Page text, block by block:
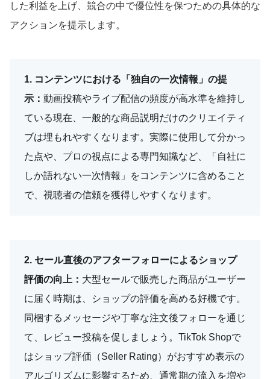
した利益を上げ、競合の中で優位性を保つための具体的な
アクションを提示します。
1. コンテンツにおける「独自の一次情報」の提
示： 動画投稿やライブ配信の頻度が高水準を維持し
ている現在、一般的な商品説明だけのクリエイティ
ブは埋もれやすくなります。実際に使用して分かっ
た点や、プロの視点による専門知識など、「自社に
しか語れない一次情報」をコンテンツに含めること
で、視聴者の信頼を獲得しやすくなります。
2. セール直後のアフターフォローによるショップ
評価の向上： 大型セールで販売した商品がユーザー
に届く時期は、ショップの評価を高める好機です。
同梱するメッセージや丁寧な注文後フォローを通じ
て、レビュー投稿を促しましょう。TikTok Shopで
はショップ評価（Seller Rating）がおすすめ表示の
アルゴリズムに影響するため、通常期の流入を増や